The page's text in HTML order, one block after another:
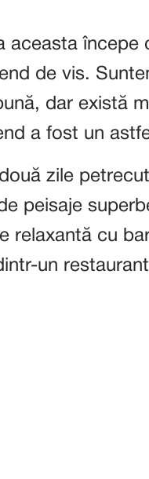
aceasta începe
de vis.
dar există
a fost un
zile
peisaje
relaxantă cu
un